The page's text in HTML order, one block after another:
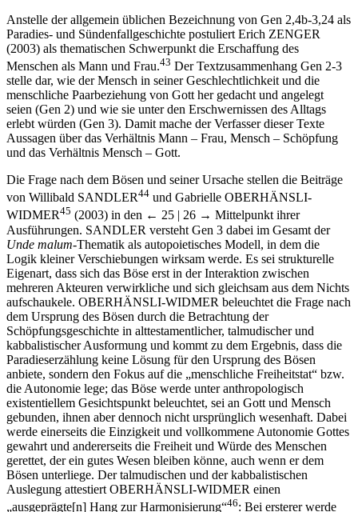
Anstelle der allgemein üblichen Bezeichnung von Gen 2,4b-3,24 als
Paradies- und Sündenfallgeschichte postuliert Erich ZENGER
(2003) als thematischen Schwerpunkt die Erschaffung des
Menschen als Mann und Frau.43 Der Textzusammenhang Gen 2-3
stelle dar, wie der Mensch in seiner Geschlechtlichkeit und die
menschliche Paarbeziehung von Gott her gedacht und angelegt
seien (Gen 2) und wie sie unter den Erschwernissen des Alltags
erlebt würden (Gen 3). Damit mache der Verfasser dieser Texte
Aussagen über das Verhältnis Mann – Frau, Mensch – Schöpfung
und das Verhältnis Mensch – Gott.
Die Frage nach dem Bösen und seiner Ursache stellen die Beiträge
von Willibald SANDLER44 und Gabrielle OBERHÄNSLI-
WIDMER45 (2003) in den ← 25 | 26 → Mittelpunkt ihrer
Ausführungen. SANDLER versteht Gen 3 dabei im Gesamt der
Unde malum-Thematik als autopoietisches Modell, in dem die
Logik kleiner Verschiebungen wirksam werde. Es sei strukturelle
Eigenart, dass sich das Böse erst in der Interaktion zwischen
mehreren Akteuren verwirkliche und sich gleichsam aus dem Nichts
aufschaukele. OBERHÄNSLI-WIDMER beleuchtet die Frage nach
dem Ursprung des Bösen durch die Betrachtung der
Schöpfungsgeschichte in alttestamentlicher, talmudischer und
kabbalistischer Ausformung und kommt zu dem Ergebnis, dass die
Paradieserzählung keine Lösung für den Ursprung des Bösen
anbiete, sondern den Fokus auf die „menschliche Freiheitstat“ bzw.
die Autonomie lege; das Böse werde unter anthropologisch
existentiellem Gesichtspunkt beleuchtet, sei an Gott und Mensch
gebunden, ihnen aber dennoch nicht ursprünglich wesenhaft. Dabei
werde einerseits die Einzigkeit und vollkommene Autonomie Gottes
gewahrt und andererseits die Freiheit und Würde des Menschen
gerettet, der ein gutes Wesen bleiben könne, auch wenn er dem
Bösen unterliege. Der talmudischen und der kabbalistischen
Auslegung attestiert OBERHÄNSLI-WIDMER einen
„ausgeprägte[n] Hang zur Harmonisierung“46: Bei ersterer werde